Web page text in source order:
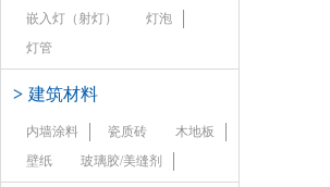
嵌入灯（射灯）
灯泡
灯管
> 建筑材料
内墙涂料 瓷质砖
木地板
壁纸
玻璃胶/美缝剂